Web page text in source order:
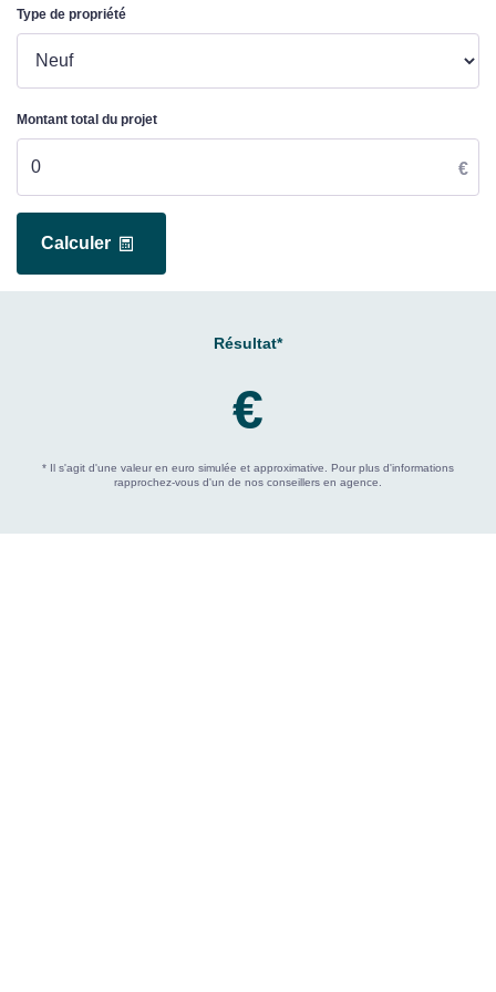
Type de propriété
Montant total du projet
€
Calculer
Résultat*
€
* Il s'agit d'une valeur en euro simulée et approximative. Pour plus d'informations
rapprochez-vous d'un de nos conseillers en agence.